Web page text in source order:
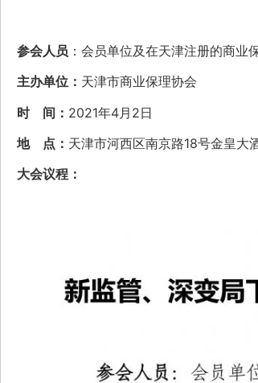
参会人员 ：会员单位及在天津注册的商业
主办单位： 天津市商业保理协会
时 间： 2021年4月2日
地 点： 天津市河西区南京路18号金皇大
大会议程：